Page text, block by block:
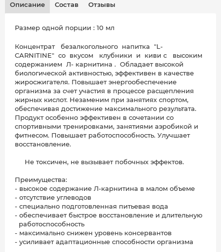
Описание Состав Отзывы
Размер одной порции : 10 мл
Концентрат безалкогольного напитка "L-
CARNITINE" со вкусом клубники и киви с высоким
содержанием Л- карнитина . Обладает высокой
биологической активностью, эффективен в качестве
жиросжигателя. Повышает энергообеспечение
организма за счет участия в процессе расщепления
жирных кислот. Незаменим при занятиях спортом,
обеспечивая достижение максимального результата.
Продукт особенно эффективен в сочетании со
спортивными тренировками, занятиями аэробикой и
фитнесом. Повышает работоспособность. Улучшает
восстановление.
Не токсичен, не вызывает побочных эффектов.
Преимущества:
- высокое содержание Л-карнитина в малом объеме
- отсутствие углеводов
- специально подготовленная питьевая вода
- обеспечивает быстрое восстановление и длительную
работоспособность
- максимально снижен уровень консервантов
- усиливает адаптационные способности организма